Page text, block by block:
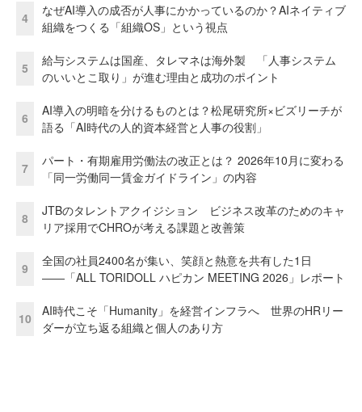
4
なぜAI導入の成否が人事にかかっているのか？AIネイティブ
組織をつくる「組織OS」という視点
5
給与システムは国産、タレマネは海外製 「人事システム
のいいとこ取り」が進む理由と成功のポイント
6
AI導入の明暗を分けるものとは？松尾研究所×ビズリーチが
語る「AI時代の人的資本経営と人事の役割」
7
パート・有期雇用労働法の改正とは？ 2026年10月に変わる
「同一労働同一賃金ガイドライン」の内容
8
JTBのタレントアクイジション ビジネス改革のためのキャ
リア採用でCHROが考える課題と改善策
9
全国の社員2400名が集い、笑顔と熱意を共有した1日
――「ALL TORIDOLL ハピカン MEETING 2026」レポート
10
AI時代こそ「Humanity」を経営インフラへ 世界のHRリー
ダーが立ち返る組織と個人のあり方